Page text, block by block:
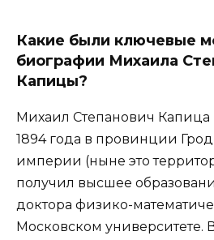
Какие были ключевые
биографии Михаила
Капицы?
Михаил Степанович
1894 года в провинции
империи (ныне это
получил высшее
доктора физико-
Московском университете.